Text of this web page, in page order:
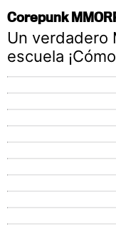
Corepunk
Un verdadero
escuela